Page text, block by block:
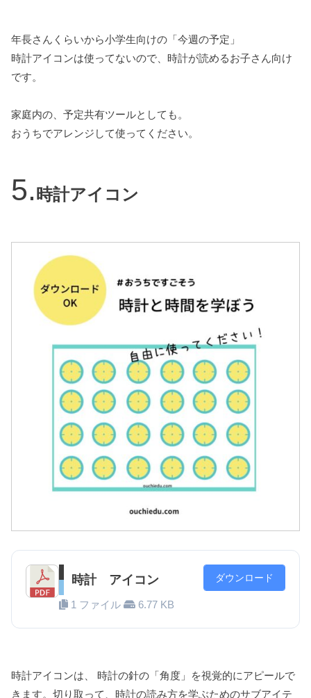
年長さんくらいから小学生向けの「今週の予定」
時計アイコンは使ってないので、時計が読めるお子さん向け
です。
家庭内の、予定共有ツールとしても。
おうちでアレンジして使ってください。
時計アイコン
時計 アイコン
1 ファイル 6.77 KB
ダウンロード
時計アイコンは、 時計の針の「角度」を視覚的にアピールで
きます。切り取って、時計の読み方を学ぶためのサブアイテ